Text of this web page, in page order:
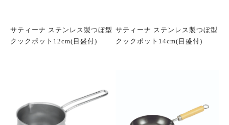
サティーナ ステンレス製つぼ型
クックポット12cm(目盛付)
サティーナ ステンレス製つぼ型
クックポット14cm(目盛付)